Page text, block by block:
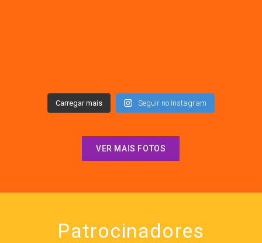
Carregar mais Seguir no Instagram
VER MAIS FOTOS
Patrocinadores